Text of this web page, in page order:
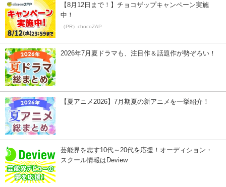
【8月12日まで！】チョコザップキャンペーン実施
中！
（PR）chocoZAP
2026年7月夏ドラマも、注目作＆話題作が勢ぞろい！
【夏アニメ2026】7月期夏の新アニメを一挙紹介！
芸能界を志す10代～20代を応援！オーディション・
スクール情報はDeview